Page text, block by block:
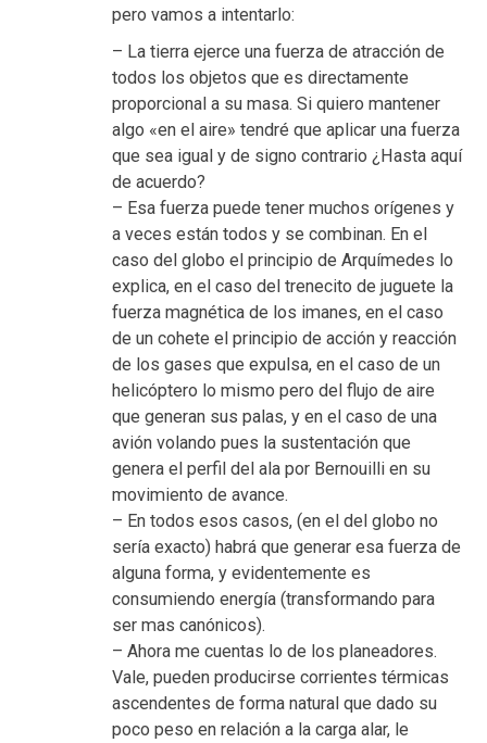
pero vamos a intentarlo:
– La tierra ejerce una fuerza de atracción de
todos los objetos que es directamente
proporcional a su masa. Si quiero mantener
algo «en el aire» tendré que aplicar una fuerza
que sea igual y de signo contrario ¿Hasta aquí
de acuerdo?
– Esa fuerza puede tener muchos orígenes y
a veces están todos y se combinan. En el
caso del globo el principio de Arquímedes lo
explica, en el caso del trenecito de juguete la
fuerza magnética de los imanes, en el caso
de un cohete el principio de acción y reacción
de los gases que expulsa, en el caso de un
helicóptero lo mismo pero del flujo de aire
que generan sus palas, y en el caso de una
avión volando pues la sustentación que
genera el perfil del ala por Bernouilli en su
movimiento de avance.
– En todos esos casos, (en el del globo no
sería exacto) habrá que generar esa fuerza de
alguna forma, y evidentemente es
consumiendo energía (transformando para
ser mas canónicos).
– Ahora me cuentas lo de los planeadores.
Vale, pueden producirse corrientes térmicas
ascendentes de forma natural que dado su
poco peso en relación a la carga alar, le